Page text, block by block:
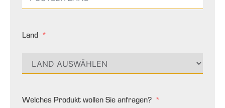
Land
Welches Produkt wollen Sie anfragen?